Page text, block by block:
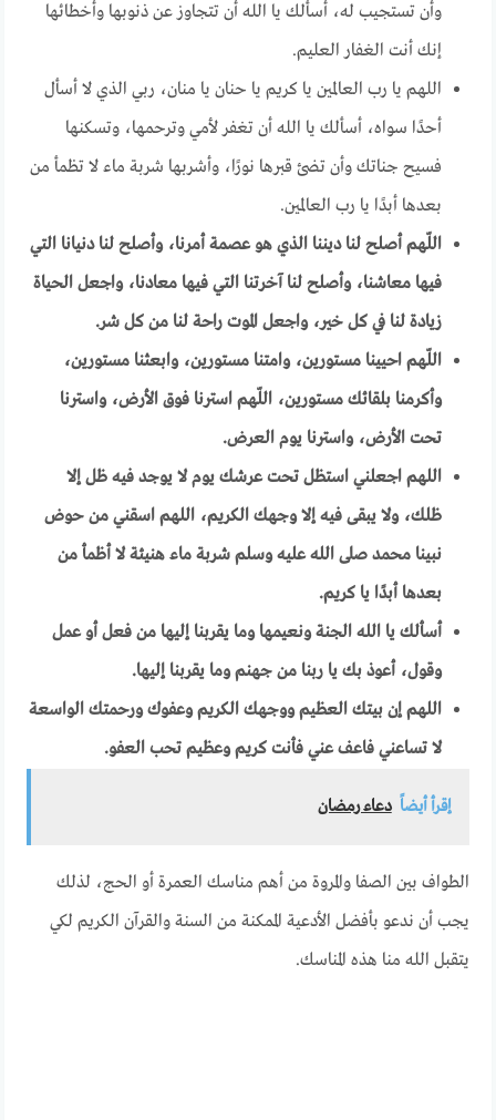
وأن تستجيب له، أسألك يا الله أن تتجاوز عن ذنوبها وأخطائها
إنك أنت الغفار العليم.
اللهم يا رب العالمين يا كريم يا حنان يا منان، ربي الذي لا أسأل
أحدًا سواه، أسألك يا الله أن تغفر لأمي وترحمها، وتسكنها
فسيح جناتك وأن تضئ قبرها نورًا، وأشربها شربة ماء لا تظمأ من
بعدها أبدًا يا رب العالمين.
اللّهم أصلح لنا ديننا الذي هو عصمة أمرنا، وأصلح لنا دنيانا التي
فيها معاشنا، وأصلح لنا آخرتنا التي فيها معادنا، واجعل الحياة
زيادة لنا في كل خير، واجعل الموت راحة لنا من كل شر.
اللّهم احيينا مستورين، وامتنا مستورين، وابعثنا مستورين،
وأكرمنا بلقائك مستورين، اللّهم استرنا فوق الأرض، واسترنا
تحت الأرض، واسترنا يوم العرض.
اللهم اجعلني استظل تحت عرشك يوم لا يوجد فيه ظل إلا
ظلك، ولا يبقى فيه إلا وجهك الكريم، اللهم اسقني من حوض
نبينا محمد صلى الله عليه وسلم شربة ماء هنيئة لا أظمأ من
بعدها أبدًا يا كريم.
أسألك يا الله الجنة ونعيمها وما يقربنا إليها من فعل أو عمل
وقول، أعوذ بك يا ربنا من جهنم وما يقربنا إليها.
اللهم إن بيتك العظيم ووجهك الكريم وعفوك ورحمتك الواسعة
لا تساعني فاعف عني فأنت كريم وعظيم تحب العفو.
إقرأ أيضاً دعاء رمضان
الطواف بين الصفا والمروة من أهم مناسك العمرة أو الحج، لذلك
يجب أن ندعو بأفضل الأدعية الممكنة من السنة والقرآن الكريم لكي
يتقبل الله منا هذه المناسك.